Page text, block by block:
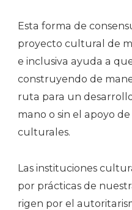
Esta forma de
proyecto cultural de
e inclusiva ayuda a
construyendo de
ruta para un
mano o sin el apoyo
culturales.
Las instituciones
por prácticas de
rigen por el